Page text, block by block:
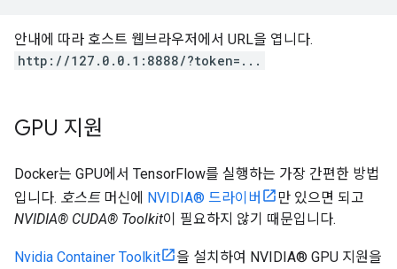
안내에 따라 호스트 웹브라우저에서 URL을 엽니다.
http://127.0.0.1:8888/?token=...
GPU 지원
Docker는 GPU에서 TensorFlow를 실행하는 가장 간편한 방법
입니다. 호스트머신에 NVIDIA® 드라이버
만 있으면 되고
NVIDIA® CUDA® Toolkit이 필요하지 않기 때문입니다.
Nvidia Container Toolkit
을 설치하여 NVIDIA® GPU 지원을